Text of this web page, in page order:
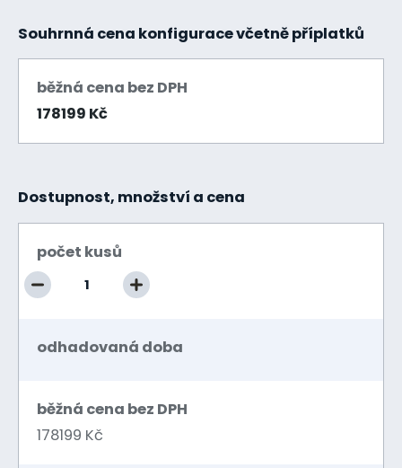
Souhrnná cena konfigurace včetně příplatků
běžná cena bez DPH
178199 Kč
Dostupnost, množství a cena
počet kusů
odhadovaná doba
běžná cena bez DPH
178199 Kč